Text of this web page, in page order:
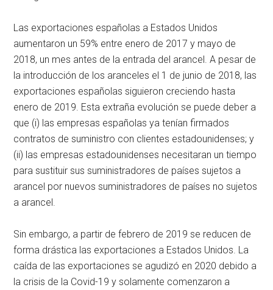
Las exportaciones españolas a Estados Unidos
aumentaron un 59% entre enero de 2017 y mayo de
2018, un mes antes de la entrada del arancel. A pesar de
la introducción de los aranceles el 1 de junio de 2018, las
exportaciones españolas siguieron creciendo hasta
enero de 2019. Esta extraña evolución se puede deber a
que (i) las empresas españolas ya tenían firmados
contratos de suministro con clientes estadounidenses; y
(ii) las empresas estadounidenses necesitaran un tiempo
para sustituir sus suministradores de países sujetos a
arancel por nuevos suministradores de países no sujetos
a arancel.
Sin embargo, a partir de febrero de 2019 se reducen de
forma drástica las exportaciones a Estados Unidos. La
caída de las exportaciones se agudizó en 2020 debido a
la crisis de la Covid-19 y solamente comenzaron a